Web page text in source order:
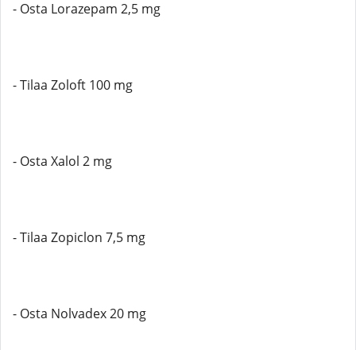
- Osta Lorazepam 2,5 mg
- Tilaa Zoloft 100 mg
- Osta Xalol 2 mg
- Tilaa Zopiclon 7,5 mg
- Osta Nolvadex 20 mg